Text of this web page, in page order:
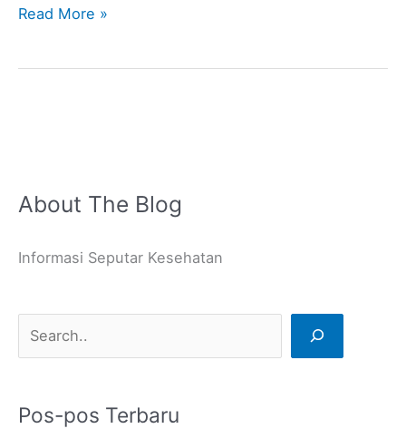
Read More »
About The Blog
Informasi Seputar Kesehatan
C
r
Pos-pos Terbaru